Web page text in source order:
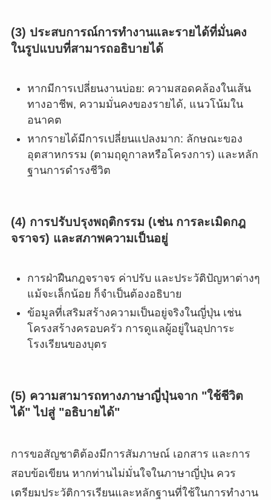
(3) ประสบการณ์การทำงานและรายได้ที่มั่นคง
ในรูปแบบที่สามารถอธิบายได้
หากมีการเปลี่ยนงานบ่อย: ความสอดคล้องในเส้น
ทางอาชีพ, ความมั่นคงของรายได้, แนวโน้มใน
อนาคต
หากรายได้มีการเปลี่ยนแปลงมาก: ลักษณะของ
อุตสาหกรรม (ตามฤดูกาลหรือโครงการ) และหลัก
ฐานการดำรงชีวิต
(4) การปรับปรุงพฤติกรรม (เช่น การละเมิดกฎ
จราจร) และสภาพความเป็นอยู่
การฝ่าฝืนกฎจราจร ค่าปรับ และประวัติปัญหาต่างๆ
แม้จะเล็กน้อย ก็จำเป็นต้องอธิบาย
ข้อมูลที่เสริมสร้างความเป็นอยู่จริงในญี่ปุ่น เช่น
โครงสร้างครอบครัว การดูแลผู้อยู่ในอุปการะ
โรงเรียนของบุตร
(5) ความสามารถทางภาษาญี่ปุ่นจาก "ใช้ชีวิต
ได้" ไปสู่ "อธิบายได้"
การขอสัญชาติต้องมีการสัมภาษณ์ เอกสาร และการ
สอบข้อเขียน หากท่านไม่มั่นใจในภาษาญี่ปุ่น ควร
เตรียมประวัติการเรียนและหลักฐานที่ใช้ในการทำงาน